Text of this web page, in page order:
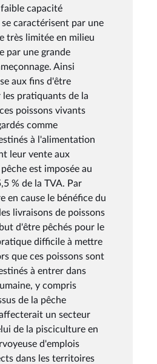
capacité
caractérisent par une
très limitée en milieu
par une grande
Ainsi
aux fins d'être
les pratiquants de la
poissons vivants
comme
à l'alimentation
leur vente aux
est imposée au
% de la TVA. Par
en cause le bénéfice du
livraisons de poissons
d'être pêchés pour le
difficile à mettre
que ces poissons sont
à entrer dans
y compris
de la pêche
un secteur
de la pisciculture en
d'emplois
dans les territoires